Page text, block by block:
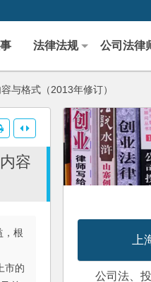
法律法规 公司法律
与格式（2013年修订）
容
根
市的
上
公司法、